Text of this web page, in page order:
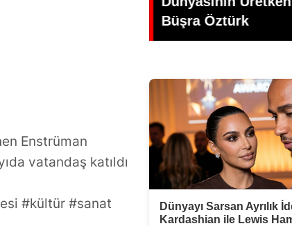
Enstrüman
vatandaş katıldı
#kültür #sanat
Veda
Dünyayı Sarsan Ayrılık
Kardashian ile Lewis